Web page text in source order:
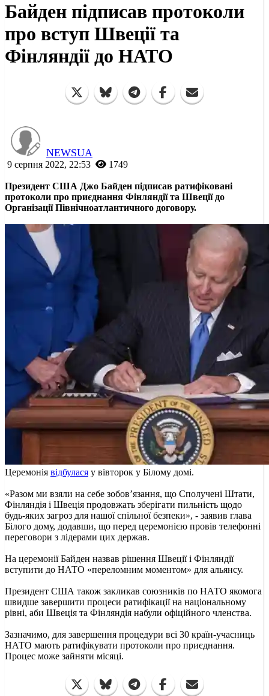
Байден підписав протоколи
про вступ Швеції та
Фінляндії до НАТО
NEWSUA
9 серпня 2022, 22:53 1749
Президент США Джо Байден підписав ратифіковані
протоколи про приєднання Фінляндії та Швеції до
Організації Північноатлантичного договору.
Церемонія відбулася у вівторок у Білому домі.
«Разом ми взяли на себе зобов’язання, що Сполучені Штати,
Фінляндія і Швеція продовжать зберігати пильність щодо
будь-яких загроз для нашої спільної безпеки», - заявив глава
Білого дому, додавши, що перед церемонією провів телефонні
переговори з лідерами цих держав.
На церемонії Байден назвав рішення Швеції і Фінляндії
вступити до НАТО «переломним моментом» для альянсу.
Президент США також закликав союзників по НАТО якомога
швидше завершити процеси ратифікації на національному
рівні, аби Швеція та Фінляндія набули офіційного членства.
Зазначимо, для завершення процедури всі 30 країн-учасниць
НАТО мають ратифікувати протоколи про приєднання.
Процес може зайняти місяці.